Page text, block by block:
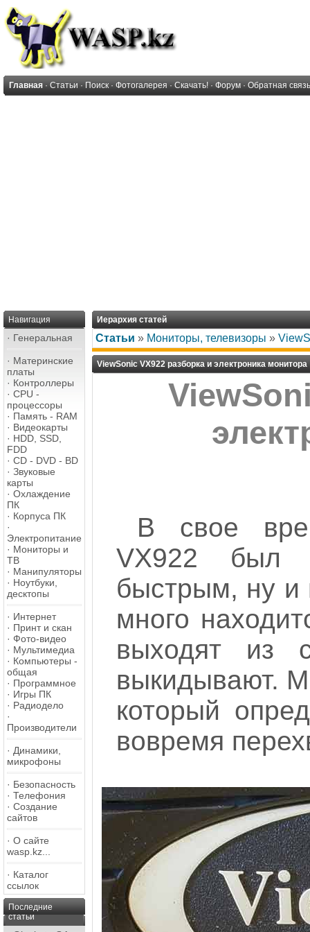
Главная · Статьи · Поиск · Фотогалерея · Скачать! · Форум · Обратная связь
Навигация
· Генеральная
· Материнские
платы
· Контроллеры
· CPU -
процессоры
· Память - RAM
· Видеокарты
· HDD, SSD,
FDD
· CD - DVD - BD
· Звуковые
карты
· Охлаждение
ПК
· Корпуса ПК
·
Электропитание
· Мониторы и
ТВ
· Манипуляторы
· Ноутбуки,
десктопы
· Интернет
· Принт и скан
· Фото-видео
· Мультимедиа
· Компьютеры -
общая
· Программное
· Игры ПК
· Радиодело
·
Производители
· Динамики,
микрофоны
· Безопасность
· Телефония
· Создание
сайтов
· О сайте
wasp.kz...
· Каталог
ссылок
Последние
статьи
Иерархия статей
Статьи » Мониторы, телевизоры »
ViewSonic VX922 разборка и электроника монитора
В свое
VX922 был
быстрым, ну и
много
выходят из
выкидывают.
который
вовремя